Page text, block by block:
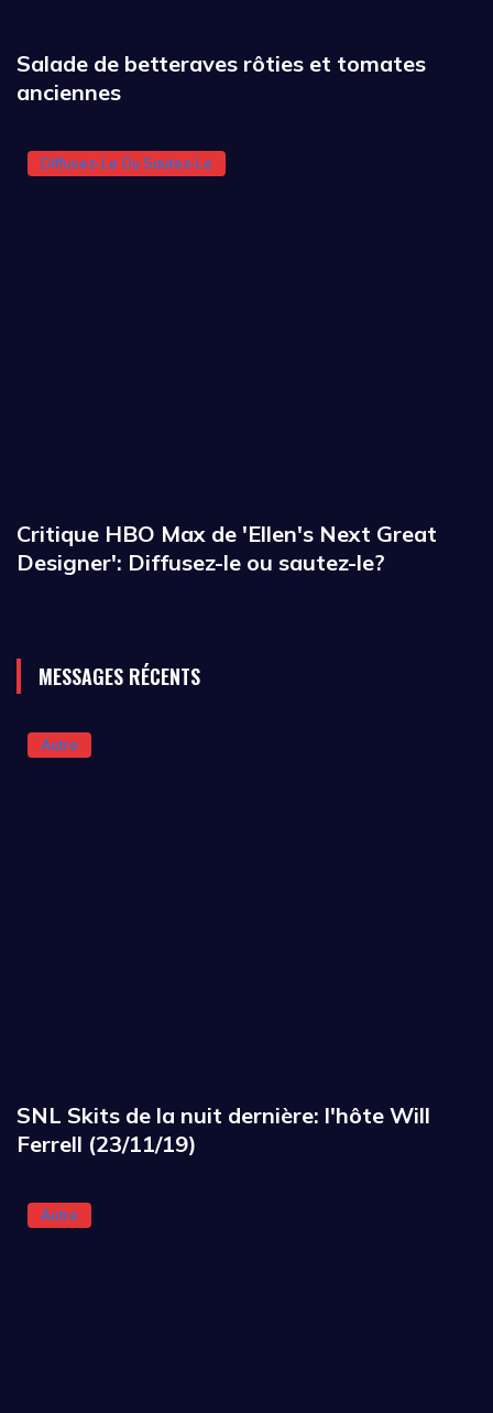
Salade de betteraves rôties et tomates
anciennes
Diffusez-Le Ou Sautez-Le
Critique HBO Max de 'Ellen's Next Great
Designer': Diffusez-le ou sautez-le?
MESSAGES RÉCENTS
Autre
SNL Skits de la nuit dernière: l'hôte Will
Ferrell (23/11/19)
Autre